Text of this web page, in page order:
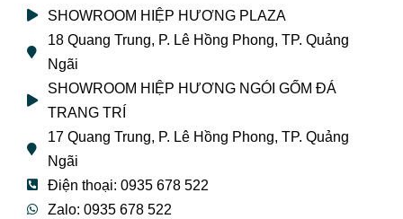
SHOWROOM HIỆP HƯƠNG PLAZA
18 Quang Trung, P. Lê Hồng Phong, TP. Quảng
Ngãi
SHOWROOM HIỆP HƯƠNG NGÓI GỐM ĐÁ
TRANG TRÍ
17 Quang Trung, P. Lê Hồng Phong, TP. Quảng
Ngãi
Điện thoại: 0935 678 522
Zalo: 0935 678 522